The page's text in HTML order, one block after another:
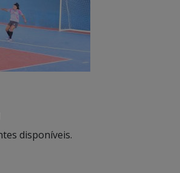
disponíveis.